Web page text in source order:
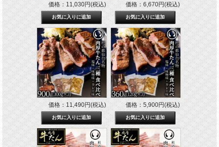
価格：11,030円(税込) 価格：6,670円(税込)
価格：11,490円(税込) 価格：5,900円(税込)